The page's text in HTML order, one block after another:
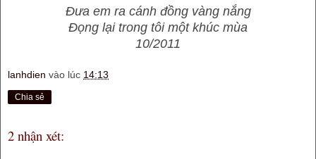
Đưa em ra cánh đồng vàng nắng
Đọng lại trong tôi một khúc mùa
10/2011
lanhdien vào lúc 14:13
Chia sẻ
2 nhận xét: